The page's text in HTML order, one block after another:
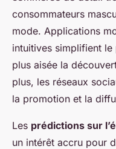
consommateurs
mode. Applications
intuitives simplifient le
plus aisée la
plus, les réseaux
la promotion et la
Les prédictions sur
un intérêt accru pour